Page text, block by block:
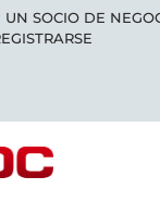
UN SOCIO DE